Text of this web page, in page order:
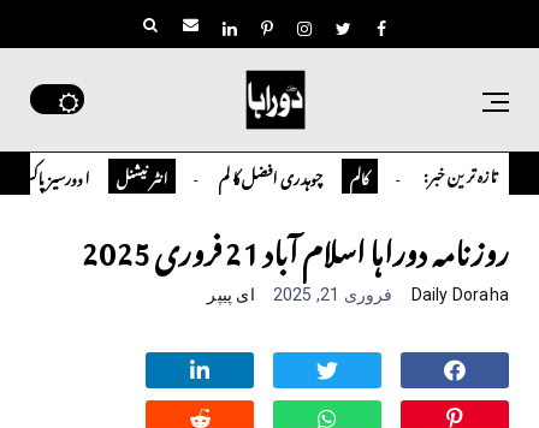
تازہ ترین خبر:
کالم چوہدری افضل کالم انٹر نیشنل اوورسیز پاکستانی ڈاکٹر سعید
روزنامہ دوراہا اسلام آباد 21 فروری 2025
Daily Doraha فروری 21, 2025 ای پیپر